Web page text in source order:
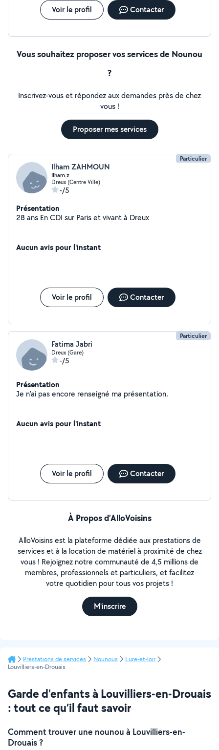
Voir le profil Contacter
Vous souhaitez proposer vos services de Nounou
?
Inscrivez-vous et répondez aux demandes près de chez
vous !
Proposer mes services
Particulier
Ilham ZAHMOUN
Ilham.z
Dreux (Centre Ville)
-/5
Présentation
28 ans En CDI sur Paris et vivant à Dreux
Aucun avis pour l'instant
Voir le profil Contacter
Particulier
Fatima Jabri
Dreux (Gare)
-/5
Présentation
Je n'ai pas encore renseigné ma présentation.
Aucun avis pour l'instant
Voir le profil Contacter
À Propos d’AlloVoisins
AlloVoisins est la plateforme dédiée aux prestations de
services et à la location de matériel à proximité de chez
vous ! Rejoignez notre communauté de 4,5 millions de
membres, professionnels et particuliers, et facilitez
votre quotidien pour tous vos projets !
M'inscrire
Prestations de services Nounous
Eure-et-loir
Louvilliers-en-Drouais
Garde d'enfants à Louvilliers-en-Drouais
: tout ce qu’il faut savoir
Comment trouver une nounou à Louvilliers-en-
Drouais ?